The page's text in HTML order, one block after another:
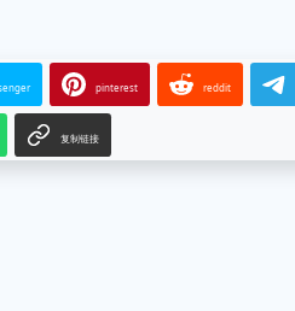
pinterest reddit
复制链接